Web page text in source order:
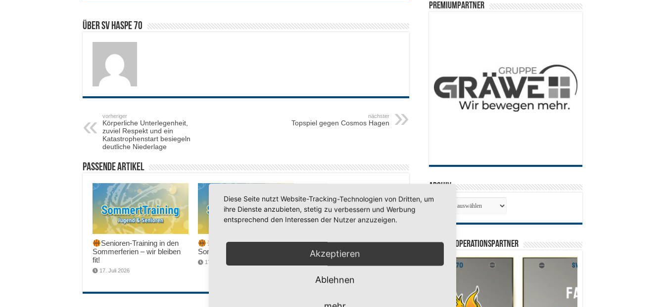
Über SV HASPE 70
vorheriger
Körperliche Unterlegenheit,
zuviel Respekt und ein
Katastrophenstart besiegeln
deutliche Niederlage
nächster
Topspiel gegen Cosmos Hagen
Passende Artikel
Senioren-Training in den
Sommerferien – wir bleiben
fit!
17. Juli 2026
Schuljahr geschafft –
Sommerferien, wir kommen!
17. Juli 2026
PREMIUMPARTNER
Archiv
SV 70 Kooperationspartner
Diese Seite nutzt Website-Tracking-Technologien von Dritten, um
ihre Dienste anzubieten, stetig zu verbessern und Werbung
entsprechend den Interessen der Nutzer anzuzeigen.
Akzeptieren
Ablehnen